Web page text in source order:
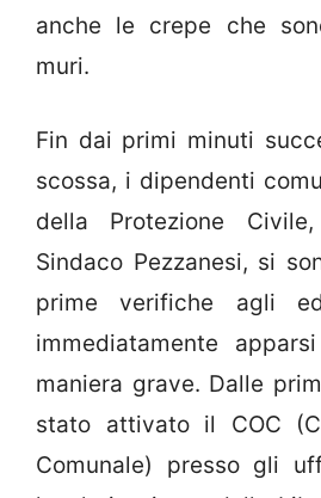
anche le crepe che
muri.
Fin dai primi minuti
scossa, i dipendenti
della Protezione
Sindaco Pezzanesi, si
prime verifiche agli
immediatamente
maniera grave. Dalle
stato attivato il COC
Comunale) presso gli